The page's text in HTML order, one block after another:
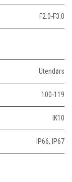
F2.0-F3.0
Utendørs
100-119
IK10
IP66, IP67